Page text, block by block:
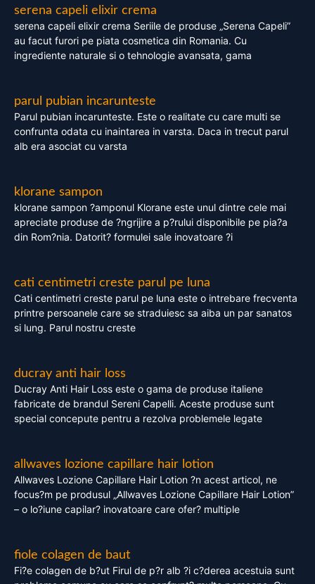
serena capeli elixir crema
serena capeli elixir crema Seriile de produse „Serena Capeli”
au facut furori pe piata cosmetica din Romania. Cu
ingrediente naturale si o tehnologie avansata, gama
parul pubian incarunteste
Parul pubian incarunteste. Este o realitate cu care multi se
confrunta odata cu inaintarea in varsta. Daca in trecut parul
alb era asociat cu varsta
klorane sampon
klorane sampon ?amponul Klorane este unul dintre cele mai
apreciate produse de ?ngrijire a p?rului disponibile pe pia?a
din Rom?nia. Datorit? formulei sale inovatoare ?i
cati centimetri creste parul pe luna
Cati centimetri creste parul pe luna este o intrebare frecventa
printre persoanele care se straduiesc sa aiba un par sanatos
si lung. Parul nostru creste
ducray anti hair loss
Ducray Anti Hair Loss este o gama de produse italiene
fabricate de brandul Sereni Capelli. Aceste produse sunt
special concepute pentru a rezolva problemele legate
allwaves lozione capillare hair lotion
Allwaves Lozione Capillare Hair Lotion ?n acest articol, ne
focus?m pe produsul „Allwaves Lozione Capillare Hair Lotion”
– o lo?iune capilar? inovatoare care ofer? multiple
fiole colagen de baut
Fi?e colagen de b?ut Firul de p?r alb ?i c?derea acestuia sunt